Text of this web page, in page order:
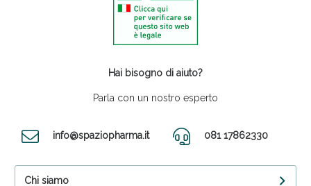
Hai bisogno di aiuto?
Parla con un nostro esperto
info@spaziopharma.it 081 17862330
Chi siamo